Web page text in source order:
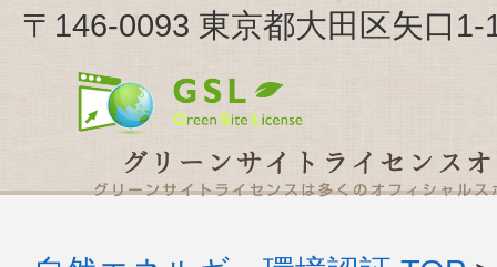
〒146-0093 東京都大田区矢口